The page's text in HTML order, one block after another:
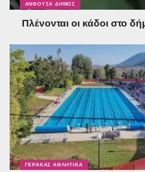
ΑΝΘΟΎΣΑ ΔΉΜΟΣ
Πλένονται οι κάδοι στο
ΓΈΡΑΚΑΣ ΑΘΛΗΤΙΚΆ